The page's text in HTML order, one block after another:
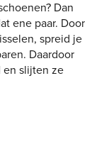
Dan
ene paar. Door
spreid je
Daardoor
en slijten ze